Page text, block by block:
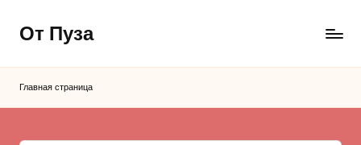
Перейти
содержимому
От Пуза
вкусные
Главная страница